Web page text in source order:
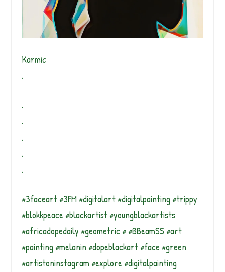
Karmic
.
.
.
.
.
.
#3faceart #3FM #digitalart #digitalpainting #trippy
#blokkpeace #blackartist #youngblackartists
#africadopedaily #geometric # #BBeamSS #art
#painting #melanin #dopeblackart #face #green
#artistoninstagram #explore #digitalpainting